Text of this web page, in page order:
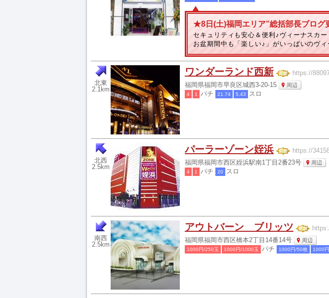
★8日(土)福岡エリア”総括部長ブログ
セキュリティも安心＆便利♪ヴィーナスカ
お盆期間中も「楽しい♪」がいっぱいのヴ
北東
2.1km
ワンダーランド西新 https://
福岡県福岡市早良区城西3-20-15 周辺
4 1 パチ 21.74 5.43 スロ
北西
2.5km
パーラーゾーン姪浜 https://
福岡県福岡市西区姪浜駅南1丁目2番23号 周辺
4 1 パチ 20 スロ
南西
2.5km
アウトバーン ブリッツ
福岡県福岡市西区橋本2丁目14番14号 周辺
1000円/250玉 1000円/1000玉 パチ 1000円/50枚 1000